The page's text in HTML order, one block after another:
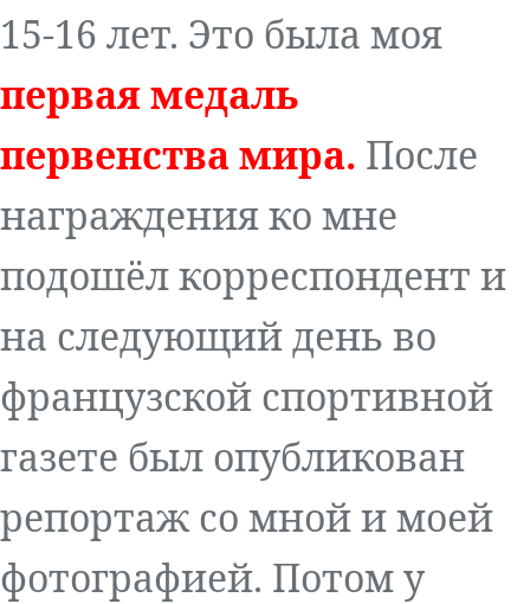
15-16 лет. Это была моя
первая медаль
первенства мира. После
награждения ко мне
подошёл корреспондент и
на следующий день во
французской спортивной
газете был опубликован
репортаж со мной и моей
фотографией. Потом у